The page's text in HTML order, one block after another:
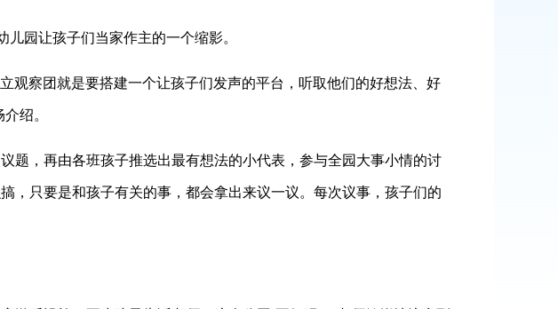
园让孩子们当家作主的一个缩影。
察团就是要搭建一个让孩子们发声的平台，听取他们的好想法、好
绍。
，再由各班孩子推选出最有想法的小代表，参与全园大事小情的讨
，只要是和孩子有关的事，都会拿出来议一议。每次议事，孩子们的